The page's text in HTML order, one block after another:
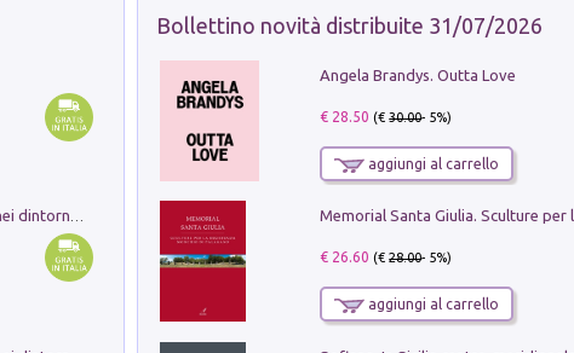
Ruderi delle ville Romano Sabine nei dintorni di Poggio Mirteto. Illustrati dal dott.re prof.re cav.re Ercole Nardi regio ispettore degli scavi e monumenti. Anno 1885. Tavole e studio. Con 25 tavole fuori testo in cartella editoriale
Bollettino novità distribuite 31/07/2026
Angela Brandys. Outta Love
€ 28.50 (€30.00- 5%)
aggiungi al carrello
€ 26.60 (€28.00- 5%)
aggiungi al carrello